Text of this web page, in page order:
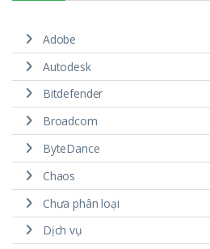
Adobe
Autodesk
Bitdefender
Broadcom
ByteDance
Chaos
Chưa phân loại
Dịch vụ